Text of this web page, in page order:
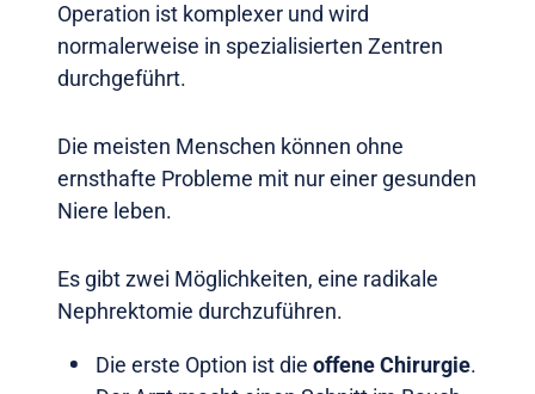
Operation ist komplexer und wird
normalerweise in spezialisierten Zentren
durchgeführt.
Die meisten Menschen können ohne
ernsthafte Probleme mit nur einer gesunden
Niere leben.
Es gibt zwei Möglichkeiten, eine radikale
Nephrektomie durchzuführen.
Die erste Option ist die offene Chirurgie.